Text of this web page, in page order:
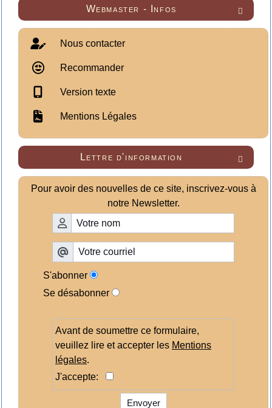

Webmaster - Infos
Nous contacter
Recommander
Version texte
Mentions Légales

Lettre d'information
Pour avoir des nouvelles de ce site, inscrivez-vous à
notre Newsletter.
S'abonner
Se désabonner
Avant de soumettre ce formulaire,
veuillez lire et accepter les Mentions
légales.
J'accepte:
Envoyer